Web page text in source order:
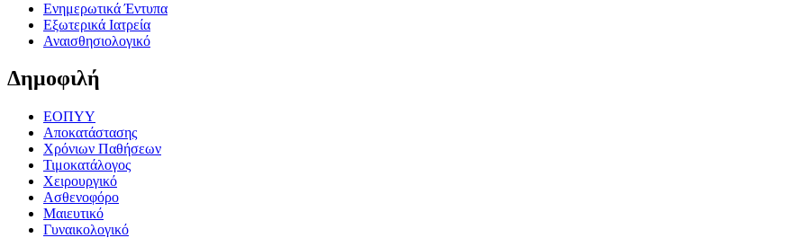
Ενημερωτικά Έντυπα
Εξωτερικά Ιατρεία
Αναισθησιολογικό
Δημοφιλή
ΕΟΠΥΥ
Αποκατάστασης
Χρόνιων Παθήσεων
Τιμοκατάλογος
Χειρουργικό
Ασθενοφόρο
Μαιευτικό
Γυναικολογικό